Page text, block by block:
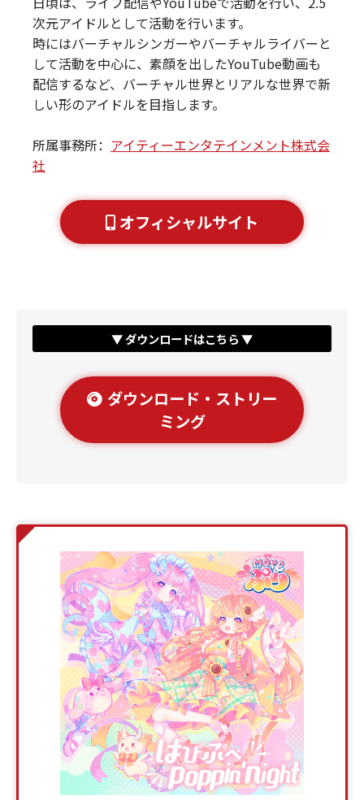
次元アイドルとして活動を行います。
時にはバーチャルシンガーやバーチャルライバーと
して活動を中心に、素顔を出したYouTube動画も
配信するなど、バーチャル世界とリアルな世界で新
しい形のアイドルを目指します。
所属事務所： アイティーエンタテインメント株式会
社
オフィシャルサイト
▼ ダウンロードはこちら ▼
ダウンロード・ストリー
ミング